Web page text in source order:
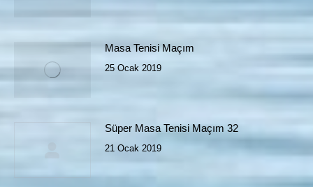
Masa Tenisi Maçım
25 Ocak 2019
Süper Masa Tenisi Maçım 32
21 Ocak 2019